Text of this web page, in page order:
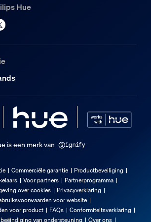
Hue
is een merk van
Commerciële garantie
Productbeveiliging
Voor partners
Partnerprogramma
over cookies
Privacyverklaring
voor website
voor product
FAQs
Conformiteitsverklaring
van ondersteuning
Over ons